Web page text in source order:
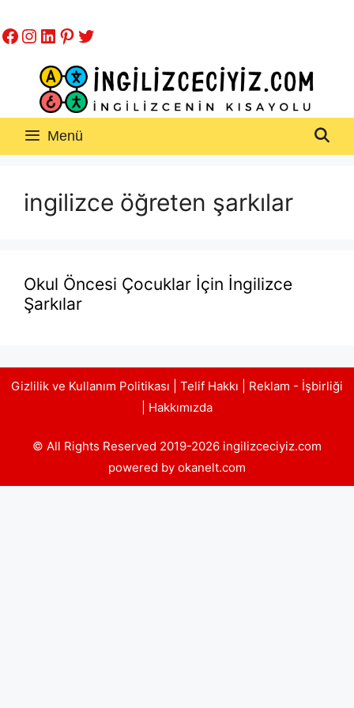
atla
Facebook
Instagram
LinkedIn
Pinterest
Twitter
Menü
ingilizce öğreten şarkılar
Okul Öncesi Çocuklar İçin İngilizce
Şarkılar
Gizlilik ve Kullanım Politikası Telif Hakkı
Reklam - İşbirliği
Hakkımızda
© All Rights Reserved 2019-2026 ingilizceciyiz.com
powered by okanelt.com